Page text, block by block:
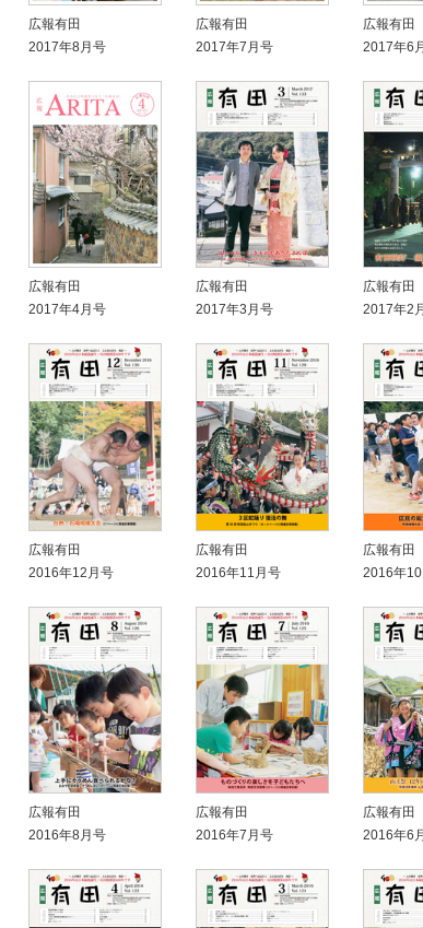
広報有田
2017年8月号
広報有田
2017年7月号
広報有田
2017年6
広報有田
2017年4月号
広報有田
2017年3月号
広報有田
2017年2
広報有田
2016年12月号
広報有田
2016年11月号
広報有田
2016年
広報有田
2016年8月号
広報有田
2016年7月号
広報有田
2016年6